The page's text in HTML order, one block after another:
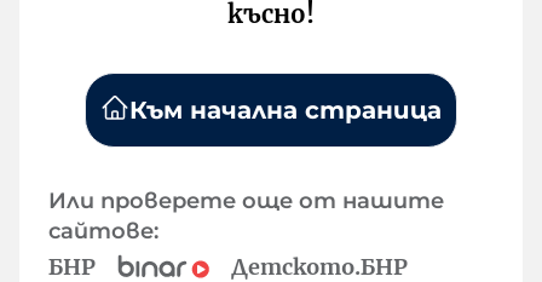
късно!
Към начална страница
Или проверете още от нашите
сайтове:
БНР
Детското.БНР